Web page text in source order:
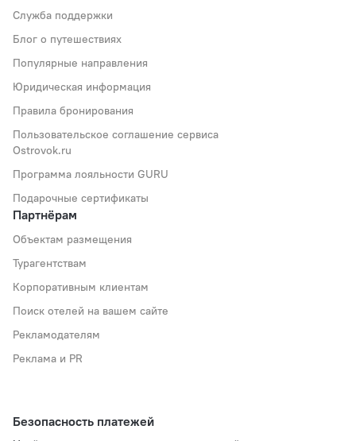
Служба поддержки
Блог о путешествиях
Популярные направления
Юридическая информация
Правила бронирования
Пользовательское соглашение сервиса
Ostrovok.ru
Программа лояльности GURU
Подарочные сертификаты
Партнёрам
Объектам размещения
Турагентствам
Корпоративным клиентам
Поиск отелей на вашем сайте
Рекламодателям
Реклама и PR
Безопасность платежей